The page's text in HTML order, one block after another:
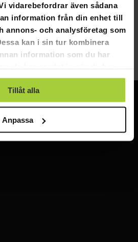
vidarebefordrar även sådana
information från din enhet till
annons- och analysföretag som
kan i sin tur kombinera
information som du har
Tillåt alla
Anpassa
Sida 1 av 1